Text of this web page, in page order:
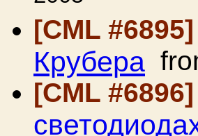
[CML #6895]
Крубера
[CML #6896]